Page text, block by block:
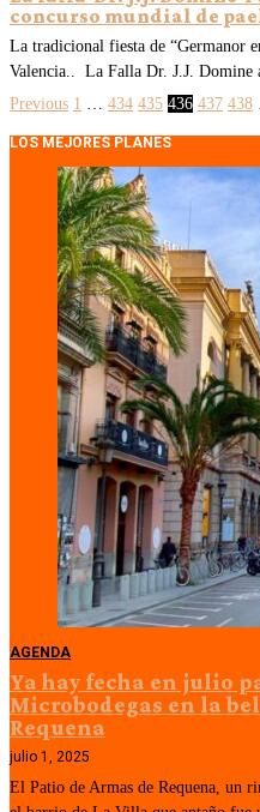
concurso mundial de
La tradicional fiesta de “Germanor
Valencia.. La Falla Dr. J.J. Domine
Previous 1 … 434 435 436 437 438
LOS MEJORES PLANES
AGENDA
Ya hay fecha en julio
Microbodegas en la
Requena
julio 1, 2025
El Patio de Armas de Requena, un